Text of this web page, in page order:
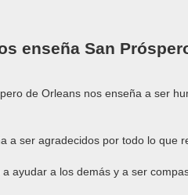
enseña San
de Orleans nos enseña a ser
a ser agradecidos por todo lo que
ayudar a los demás y a ser